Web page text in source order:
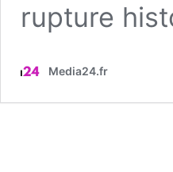
rupture
Media24.fr